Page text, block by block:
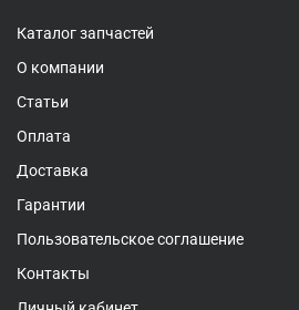
Каталог запчастей
О компании
Статьи
Оплата
Доставка
Гарантии
Пользовательское соглашение
Контакты